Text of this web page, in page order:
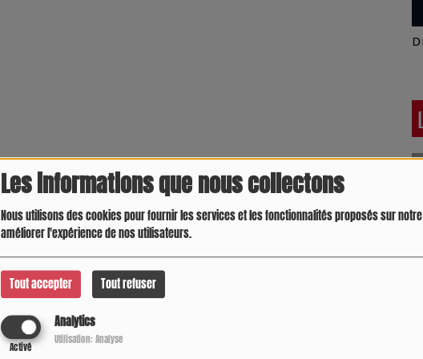
Les informations que nous collectons
Nous utilisons des cookies pour fournir les services et les fonctionnalités proposés sur
améliorer l'expérience de nos utilisateurs.
Tout accepter Tout refuser
Analytics
Activé
Utilisation: Analyse